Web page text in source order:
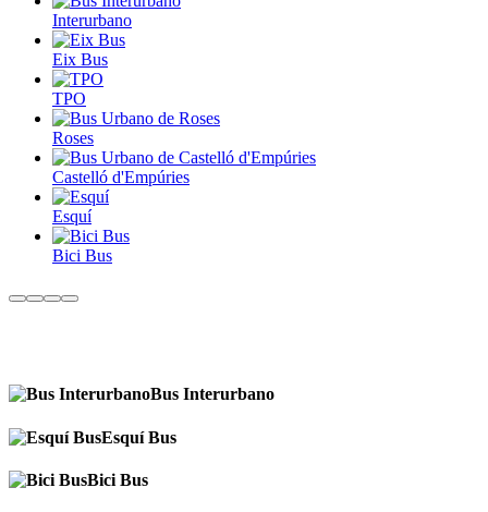
Interurbano
Eix Bus
TPO
Roses
Castelló d'Empúries
Esquí
Bici Bus
Bus Interurbano
Esquí Bus
Bici Bus